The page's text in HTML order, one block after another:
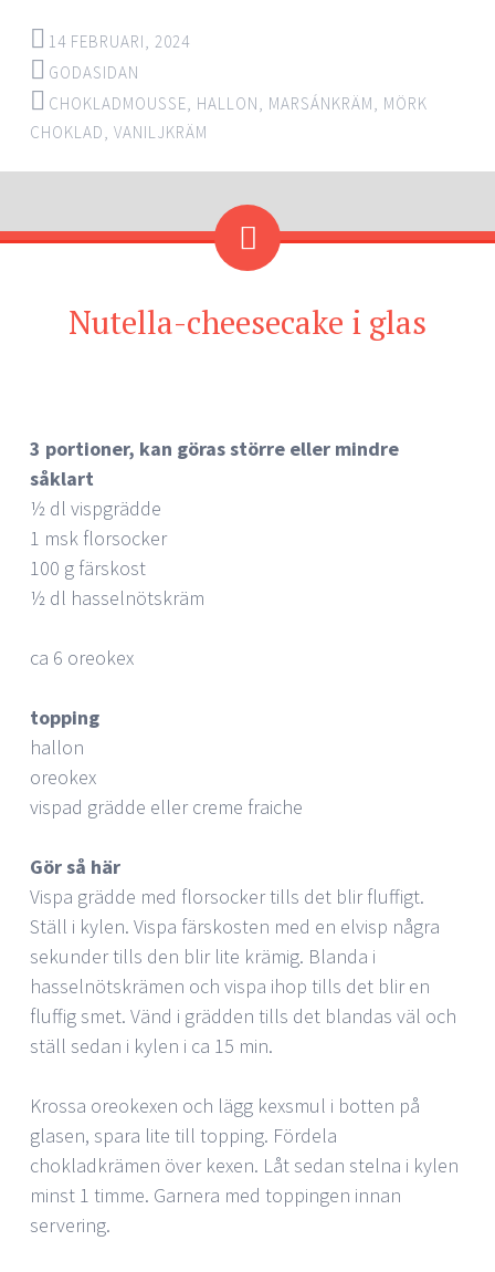
14 FEBRUARI, 2024
GODASIDAN
CHOKLADMOUSSE HALLON MARSÁNKRÄM
MÖRK
CHOKLAD VANILJKRÄM
Nutella-cheesecake i glas
3 portioner, kan göras större eller mindre
såklart
½ dl vispgrädde
1 msk florsocker
100 g färskost
½ dl hasselnötskräm
ca 6 oreokex
topping
hallon
oreokex
vispad grädde eller creme fraiche
Gör så här
Vispa grädde med florsocker tills det blir fluffigt.
Ställ i kylen. Vispa färskosten med en elvisp några
sekunder tills den blir lite krämig. Blanda i
hasselnötskrämen och vispa ihop tills det blir en
fluffig smet. Vänd i grädden tills det blandas väl och
ställ sedan i kylen i ca 15 min.
Krossa oreokexen och lägg kexsmul i botten på
glasen, spara lite till topping. Fördela
chokladkrämen över kexen. Låt sedan stelna i kylen
minst 1 timme. Garnera med toppingen innan
servering.